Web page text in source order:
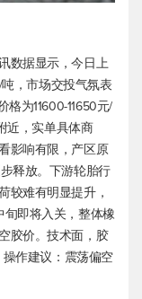
数据显示，今日上
，市场交投气氛表
为11600-11650元/
近，实单具体商
影响有限，产区原
释放。下游轮胎行
较难有明显提升，
即将入关，整体橡
胶价。技术面，胶
作建议：震荡偏空